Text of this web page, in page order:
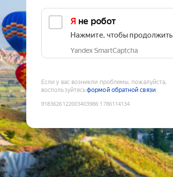
Я не робот
Нажмите, чтобы продолжить
Yandex SmartCaptcha
Если у вас возникли проблемы, пожалуйста,
воспользуйтесьформой обратной связи
9183626122003403986:1786114134